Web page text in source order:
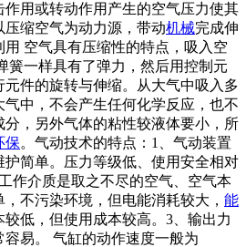
作用或转动作用产生的空气压力使其
缩空气为动力源，带动机械完成伸
空气具有压缩性的特点，吸入空
簧一样具有了弹力，然后用控制元
件的旋转与伸缩。从大气中吸入多
中，不会产生任何化学反应，也不
，另外气体的粘性较液体要小，所
保。气动技术的特点：1、气动装置
简单。压力等级低、使用安全相对
作介质是取之不尽的空气、空气本
不污染环境，但电能消耗较大， 能
低，但使用成本较高。3、输出力
容易。 气缸的动作速度一般为